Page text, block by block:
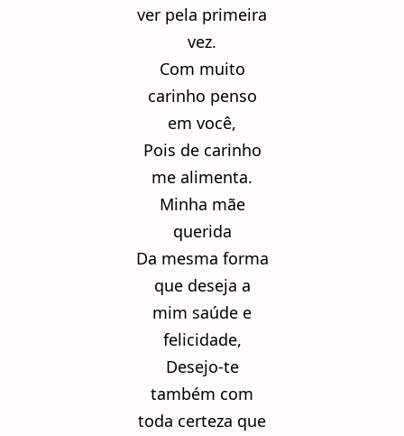
ver pela primeira
vez.
Com muito
carinho penso
em você,
Pois de carinho
me alimenta.
Minha mãe
querida
Da mesma forma
que deseja a
mim saúde e
felicidade,
Desejo-te
também com
toda certeza que